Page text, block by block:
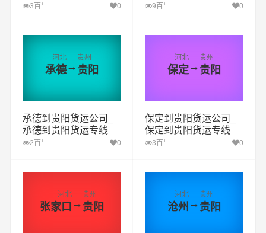
3百 + 0 9百 + 0
河北
承德→
贵州
贵阳
承德到贵阳货运公司_
承德到贵阳货运专线
2百 + 0
河北
保定→
贵州
贵阳
保定到贵阳货运公司_
保定到贵阳货运专线
3百 + 0
河北
张家口 →
贵州
贵阳
河北
沧州 →
贵州
贵阳